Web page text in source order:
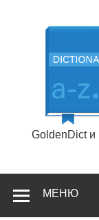
содержимому
GoldenDict и
МЕНЮ